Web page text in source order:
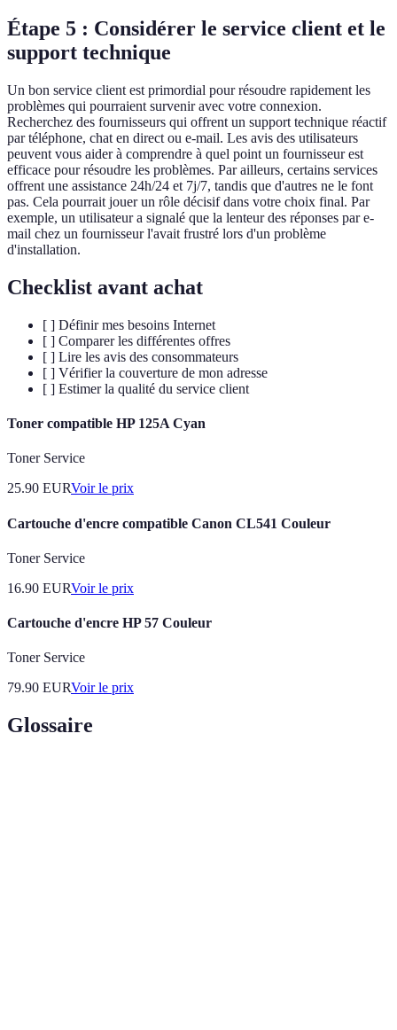
Étape 5 : Considérer le service client et le
support technique
Un bon service client est primordial pour résoudre rapidement les
problèmes qui pourraient survenir avec votre connexion.
Recherchez des fournisseurs qui offrent un support technique réactif
par téléphone, chat en direct ou e-mail. Les avis des utilisateurs
peuvent vous aider à comprendre à quel point un fournisseur est
efficace pour résoudre les problèmes. Par ailleurs, certains services
offrent une assistance 24h/24 et 7j/7, tandis que d'autres ne le font
pas. Cela pourrait jouer un rôle décisif dans votre choix final. Par
exemple, un utilisateur a signalé que la lenteur des réponses par e-
mail chez un fournisseur l'avait frustré lors d'un problème
d'installation.
Checklist avant achat
[ ] Définir mes besoins Internet
[ ] Comparer les différentes offres
[ ] Lire les avis des consommateurs
[ ] Vérifier la couverture de mon adresse
[ ] Estimer la qualité du service client
Toner compatible HP 125A Cyan
Toner Service
25.90 EURVoir le prix
Cartouche d'encre compatible Canon CL541 Couleur
Toner Service
16.90 EURVoir le prix
Cartouche d'encre HP 57 Couleur
Toner Service
79.90 EURVoir le prix
Glossaire